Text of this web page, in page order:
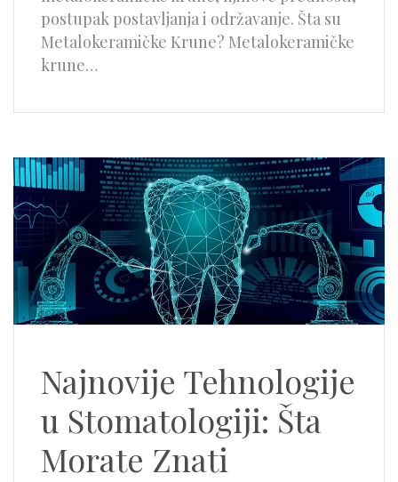
postupak postavljanja i održavanje. Šta su
Metalokeramičke Krune? Metalokeramičke
krune…
Najnovije Tehnologije
u Stomatologiji: Šta
Morate Znati